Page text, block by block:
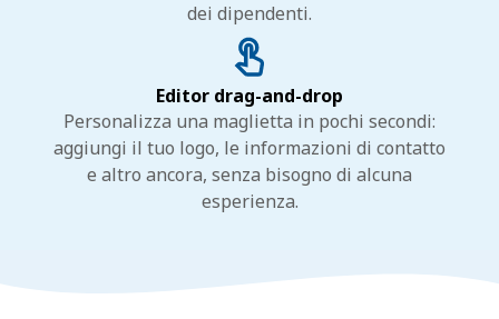
dei dipendenti.
Editor drag-and-drop
Personalizza una maglietta in pochi secondi:
aggiungi il tuo logo, le informazioni di contatto
e altro ancora, senza bisogno di alcuna
esperienza.